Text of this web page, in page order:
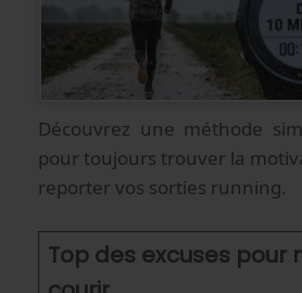
Découvrez une méthode
pour toujours trouver la
reporter vos sorties running.
Top des excuses pour